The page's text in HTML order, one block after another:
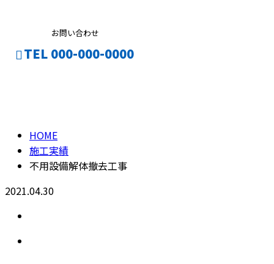
お問い合わせ
TEL 000-000-0000
HOME
施工実績
不用設備解体撤去工事
2021.04.30